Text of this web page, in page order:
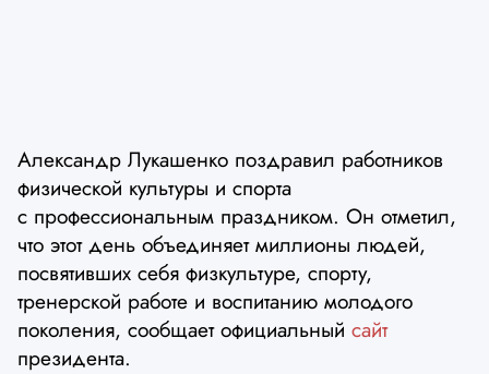
Александр Лукашенко поздравил работников
физической культуры и спорта
с профессиональным праздником. Он отметил,
что этот день объединяет миллионы людей,
посвятивших себя физкультуре, спорту,
тренерской работе и воспитанию молодого
поколения, сообщает официальный сайт
президента.